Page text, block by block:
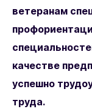
ветеранам
качестве
успешно
труда.